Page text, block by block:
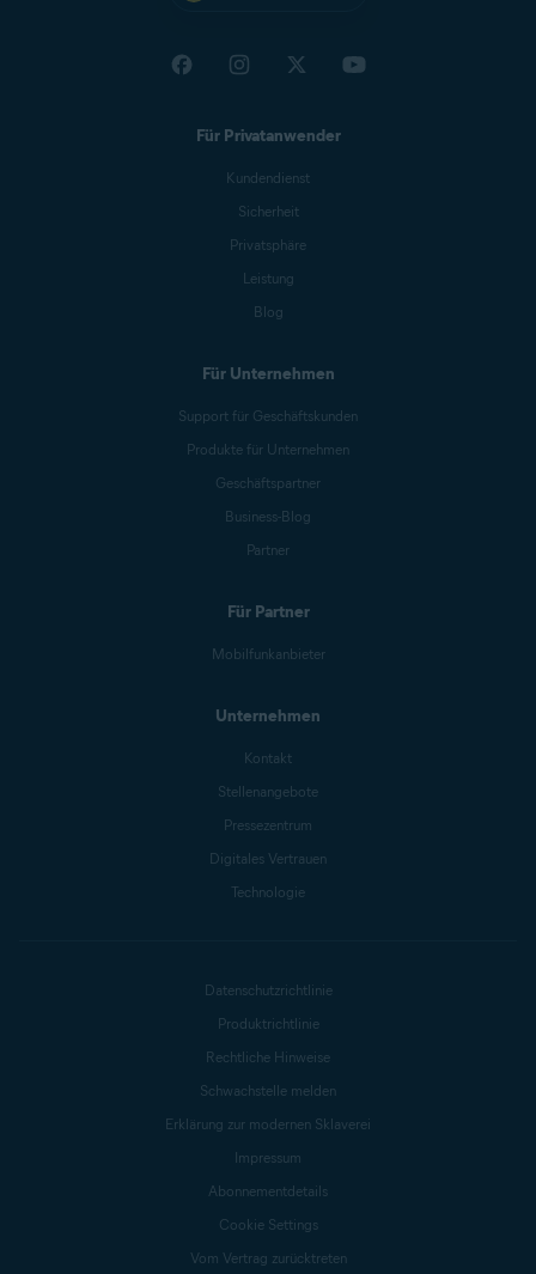
Für Privatanwender
Kundendienst
Sicherheit
Privatsphäre
Leistung
Blog
Für Unternehmen
Support für Geschäftskunden
Produkte für Unternehmen
Geschäftspartner
Business-Blog
Partner
Für Partner
Mobilfunkanbieter
Unternehmen
Kontakt
Stellenangebote
Pressezentrum
Digitales Vertrauen
Technologie
Datenschutzrichtlinie
Produktrichtlinie
Rechtliche Hinweise
Schwachstelle melden
Erklärung zur modernen Sklaverei
Impressum
Abonnementdetails
Cookie Settings
Vom Vertrag zurücktreten